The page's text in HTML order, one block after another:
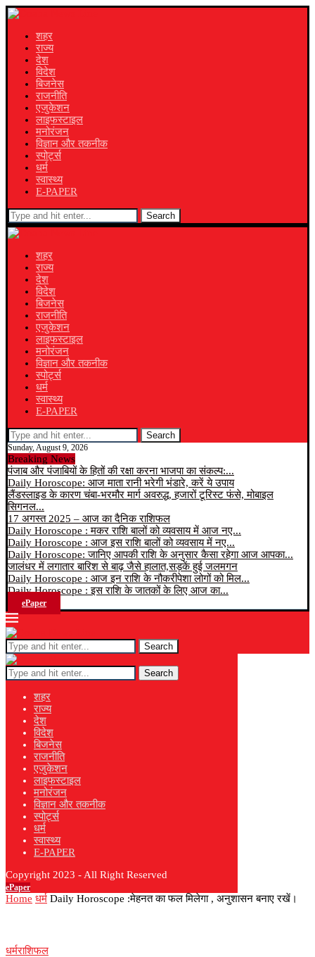
शहर
राज्य
देश
विदेश
बिजनेस
राजनीति
एजुकेशन
लाइफस्टाइल
मनोरंजन
विज्ञान और तकनीक
स्पोर्ट्स
धर्म
स्वास्थ्य
E-PAPER
Search
शहर
राज्य
देश
विदेश
बिजनेस
राजनीति
एजुकेशन
लाइफस्टाइल
मनोरंजन
विज्ञान और तकनीक
स्पोर्ट्स
धर्म
स्वास्थ्य
E-PAPER
Search
Sunday, August 9, 2026
Breaking News
पंजाब और पंजाबियों के हितों की रक्षा करना भाजपा का संकल्प:...
Daily Horoscope: आज माता रानी भरेगी भंडारे, करें ये उपाय
लैंडस्लाइड के कारण चंबा-भरमौर मार्ग अवरुद्ध, हजारों टूरिस्ट फंसे, मोबाइल
सिगनल...
17 अगस्त 2025 – आज का दैनिक राशिफल
Daily Horoscope : मकर राशि बालों को व्यवसाय में आज नए...
Daily Horoscope : आज इस राशि बालों को व्यवसाय में नए...
Daily Horoscope: जानिए आपकी राशि के अनुसार कैसा रहेगा आज आपका...
जालंधर में लगातार बारिश से बाढ़ जैसे हालात,सड़कें हुई जलमगन
Daily Horoscope : आज इन राशि के नौकरीपेशा लोगों को मिल...
Daily Horoscope : इस राशि के जातकों के लिए आज का...
ePaper
Search
Search
शहर
राज्य
देश
विदेश
बिजनेस
राजनीति
एजुकेशन
लाइफस्टाइल
मनोरंजन
विज्ञान और तकनीक
स्पोर्ट्स
धर्म
स्वास्थ्य
E-PAPER
Copyright 2023 - All Right Reserved
ePaper
Home धर्म Daily Horoscope :मेहनत का फल मिलेगा , अनुशासन बनाए रखें।
धर्मराशिफल